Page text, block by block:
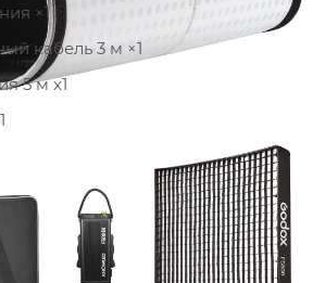
×1
кабель 3 м ×1
5 м x1
рама MB-F600 x1